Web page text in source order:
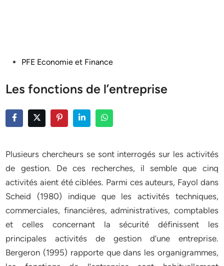
PostedPFE Economie et Finance
Les fonctions de l’entreprise
Plusieurs chercheurs se sont interrogés sur les activités
de gestion. De ces recherches, il semble que cinq
activités aient été ciblées. Parmi ces auteurs, Fayol dans
Scheid (1980) indique que les activités techniques,
commerciales, financières, administratives, comptables
et celles concernant la sécurité définissent les
principales activités de gestion d’une entreprise.
Bergeron (1995) rapporte que dans les organigrammes,